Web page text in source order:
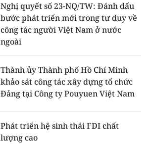
Nghị quyết số 23-NQ/TW: Đánh dấu
bước phát triển mới trong tư duy về
công tác người Việt Nam ở nước
ngoài
Thành ủy Thành phố Hồ Chí Minh
khảo sát công tác xây dựng tổ chức
Đảng tại Công ty Pouyuen Việt Nam
Phát triển hệ sinh thái FDI chất
lượng cao